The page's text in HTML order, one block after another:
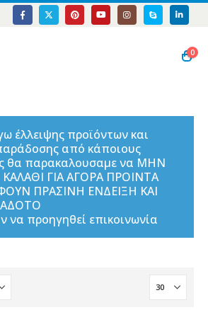
0
έλλειψης προϊόντων και
από κάποιους
θα παρακαλουσαμε να ΜΗΝ
ΓΙΑ ΑΓΟΡΑ ΠΡΟΙΝΤΑ
ΠΡΑΣΙΝΗ ΕΝΔΕΙΞΗ ΚΑΙ
να προηγηθεί επικοινωνία